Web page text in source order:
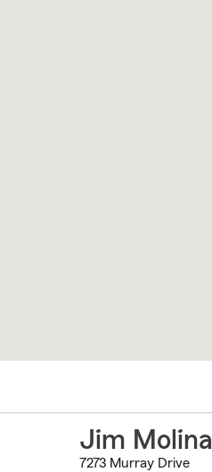
Jim Molina
7273 Murray Drive